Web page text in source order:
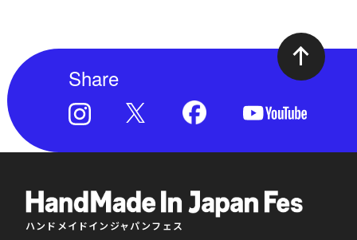
Share
ハンドメイドインジャパンフェス